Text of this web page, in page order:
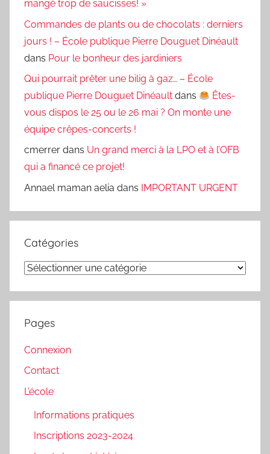
mangé trop de saucisses! »
Commandes de plants ou de chocolats : derniers
jours ! – École publique Pierre Douguet Dinéault
dans Pour le bonheur des jardiniers
Qui pourrait prêter une bilig à gaz… – École
publique Pierre Douguet Dinéault dans
Êtes-
vous dispos le 25 ou le 26 mai ? On monte une
équipe crêpes-concerts !
cmerrer dans Un grand merci à la LPO et à l’OFB
qui a financé ce projet!
Annael maman aelia dans IMPORTANT URGENT
Catégories
Catégories
Pages
Connexion
Contact
L’école
Informations pratiques
Inscriptions 2023-2024